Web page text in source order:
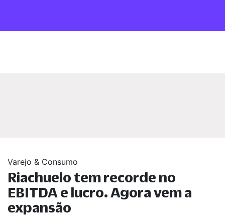
Varejo & Consumo
Riachuelo tem recorde no
EBITDA e lucro. Agora vem a
expansão